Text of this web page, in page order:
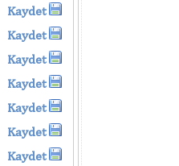
Kaydet
Kaydet
Kaydet
Kaydet
Kaydet
Kaydet
Kaydet